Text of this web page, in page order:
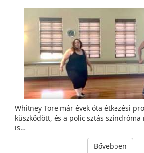
Whitney Tore már évek óta étkezési
küszködött, és a policisztás
is…
Bővebben